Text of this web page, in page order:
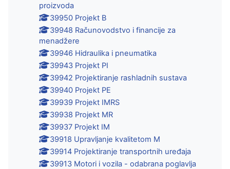
proizvoda
39950 Projekt B
39948 Računovodstvo i financije za
menadžere
39946 Hidraulika i pneumatika
39943 Projekt PI
39942 Projektiranje rashladnih sustava
39940 Projekt PE
39939 Projekt IMRS
39938 Projekt MR
39937 Projekt IM
39918 Upravljanje kvalitetom M
39914 Projektiranje transportnih uređaja
39913 Motori i vozila - odabrana poglavlja